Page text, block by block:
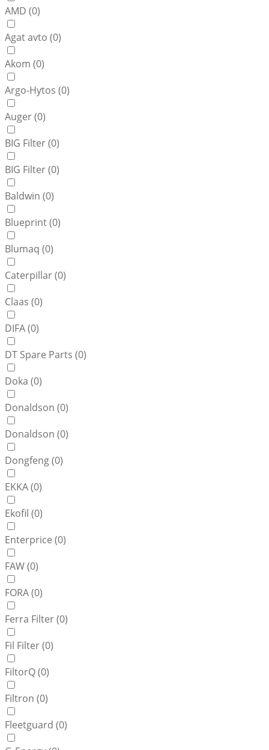
AMD (0)
Agat avto (0)
Akom (0)
Argo-Hytos (0)
Auger (0)
BIG Filter (0)
BIG Filter (0)
Baldwin (0)
Blueprint (0)
Blumaq (0)
Caterpillar (0)
Claas (0)
DIFA (0)
DT Spare Parts (0)
Doka (0)
Donaldson (0)
Donaldson (0)
Dongfeng (0)
EKKA (0)
Ekofil (0)
Enterprice (0)
FAW (0)
FORA (0)
Ferra Filter (0)
Fil Filter (0)
FiltorQ (0)
Filtron (0)
Fleetguard (0)